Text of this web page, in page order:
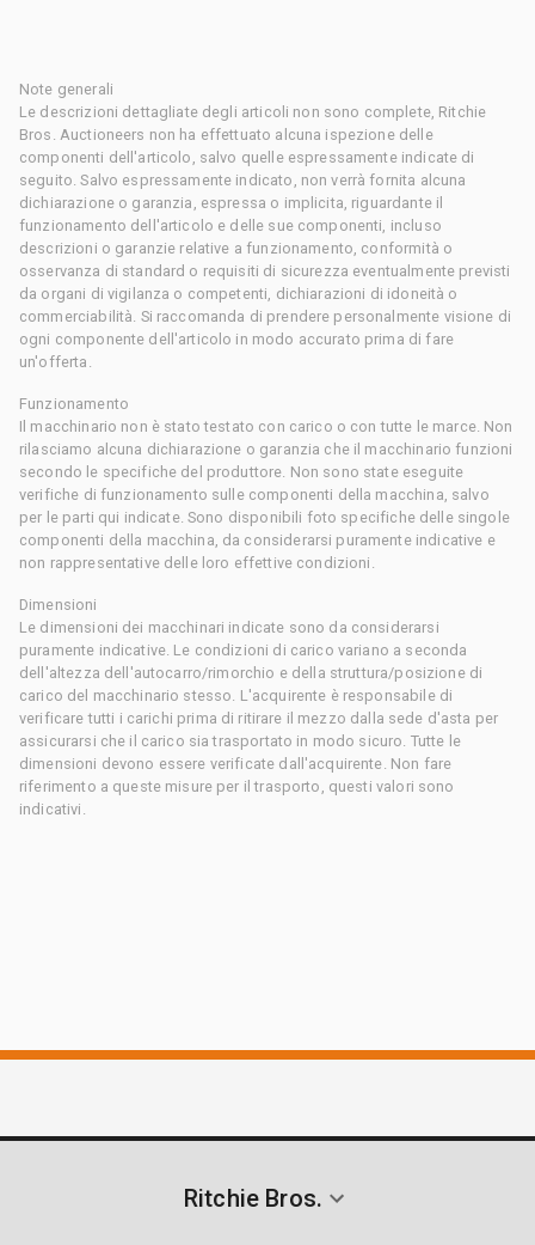
Note generali
Le descrizioni dettagliate degli articoli non sono complete, Ritchie
Bros. Auctioneers non ha effettuato alcuna ispezione delle
componenti dell'articolo, salvo quelle espressamente indicate di
seguito. Salvo espressamente indicato, non verrà fornita alcuna
dichiarazione o garanzia, espressa o implicita, riguardante il
funzionamento dell'articolo e delle sue componenti, incluso
descrizioni o garanzie relative a funzionamento, conformità o
osservanza di standard o requisiti di sicurezza eventualmente previsti
da organi di vigilanza o competenti, dichiarazioni di idoneità o
commerciabilità. Si raccomanda di prendere personalmente visione di
ogni componente dell'articolo in modo accurato prima di fare
un'offerta.
Funzionamento
Il macchinario non è stato testato con carico o con tutte le marce. Non
rilasciamo alcuna dichiarazione o garanzia che il macchinario funzioni
secondo le specifiche del produttore. Non sono state eseguite
verifiche di funzionamento sulle componenti della macchina, salvo
per le parti qui indicate. Sono disponibili foto specifiche delle singole
componenti della macchina, da considerarsi puramente indicative e
non rappresentative delle loro effettive condizioni.
Dimensioni
Le dimensioni dei macchinari indicate sono da considerarsi
puramente indicative. Le condizioni di carico variano a seconda
dell'altezza dell'autocarro/rimorchio e della struttura/posizione di
carico del macchinario stesso. L'acquirente è responsabile di
verificare tutti i carichi prima di ritirare il mezzo dalla sede d'asta per
assicurarsi che il carico sia trasportato in modo sicuro. Tutte le
dimensioni devono essere verificate dall'acquirente. Non fare
riferimento a queste misure per il trasporto, questi valori sono
indicativi.
Ritchie Bros.